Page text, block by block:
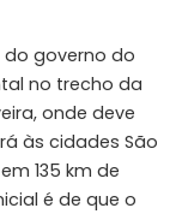
governo do
no trecho da
onde deve
às cidades São
135 km de
é de que o